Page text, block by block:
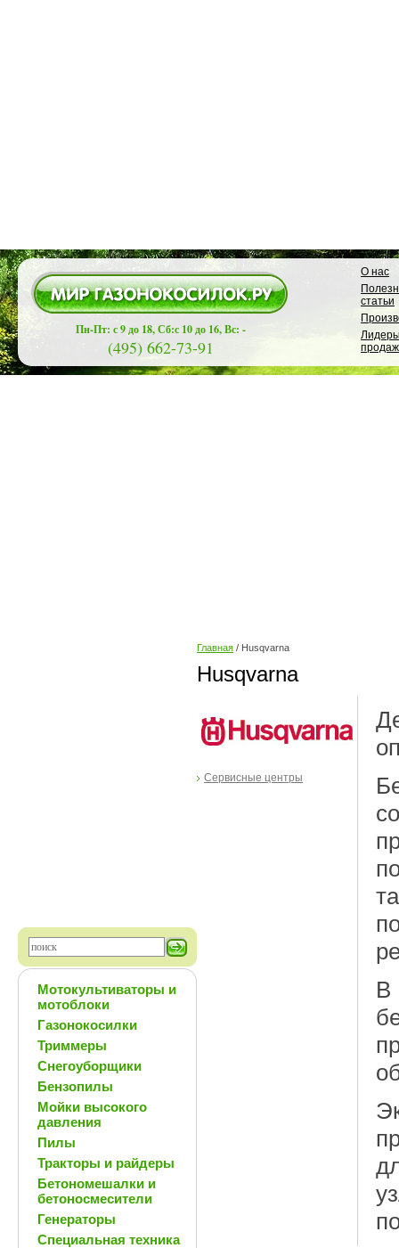
Пн-Пт: с 9 до 18, Сб:с 10 до 16, Вс: -
(495) 662-73-91
О нас
статьи
продаж
Мотокультиваторы и
мотоблоки
Газонокосилки
Триммеры
Снегоуборщики
Бензопилы
Мойки высокого
давления
Пилы
Тракторы и райдеры
Бетономешалки и
бетоносмесители
Генераторы
Специальная техника
Главная / Husqvarna
Husqvarna
Сервисные центры
В